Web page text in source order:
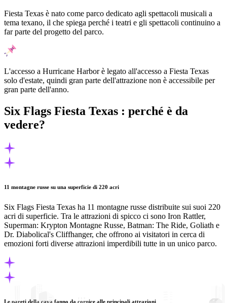
Fiesta Texas è nato come parco dedicato agli spettacoli musicali a
tema texano, il che spiega perché i teatri e gli spettacoli continuino a
far parte del progetto del parco.
L'accesso a Hurricane Harbor è legato all'accesso a Fiesta Texas
solo d'estate, quindi gran parte dell'attrazione non è accessibile per
gran parte dell'anno.
Six Flags Fiesta Texas : perché è da
vedere?
11 montagne russe su una superficie di 220 acri
Six Flags Fiesta Texas ha 11 montagne russe distribuite sui suoi 220
acri di superficie. Tra le attrazioni di spicco ci sono Iron Rattler,
Superman: Krypton Montagne Russe, Batman: The Ride, Goliath e
Dr. Diabolical's Cliffhanger, che offrono ai visitatori in cerca di
emozioni forti diverse attrazioni imperdibili tutte in un unico parco.
Le pareti della cava fanno da cornice alle principali attrazioni